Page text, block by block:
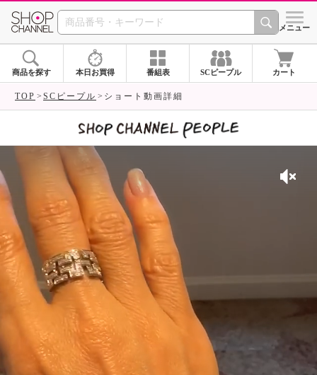
SHOP CHANNEL シメニュー
商品を探す 本日お買得 番組表 SCピープル カート
TOP SCピープル ショート動画詳細